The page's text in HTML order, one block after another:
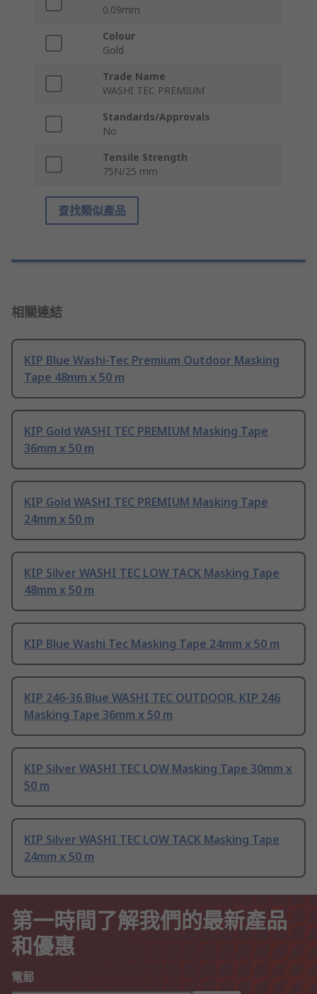
0.09mm
Colour
Gold
Trade Name
WASHI TEC PREMIUM
Standards/Approvals
No
Tensile Strength
75N/25 mm
查找類似產品
相關連結
KIP Blue Washi-Tec Premium Outdoor Masking
Tape 48mm x 50 m
KIP Gold WASHI TEC PREMIUM Masking Tape
36mm x 50 m
KIP Gold WASHI TEC PREMIUM Masking Tape
24mm x 50 m
KIP Silver WASHI TEC LOW TACK Masking Tape
48mm x 50 m
KIP Blue Washi Tec Masking Tape 24mm x 50 m
KIP 246-36 Blue WASHI TEC OUTDOOR, KIP 246
Masking Tape 36mm x 50 m
KIP Silver WASHI TEC LOW Masking Tape 30mm x
50 m
KIP Silver WASHI TEC LOW TACK Masking Tape
24mm x 50 m
第一時間了解我們的最新產品
和優惠
電郵